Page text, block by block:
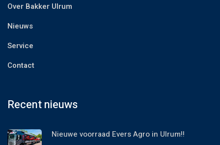
Over Bakker Ulrum
Nieuws
Service
Contact
Recent nieuws
Nieuwe voorraad Evers Agro in Ulrum!!